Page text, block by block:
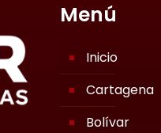
Menú
Inicio
Cartagena
Bolívar